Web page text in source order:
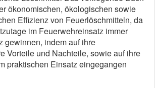
ökonomischen, ökologischen sowie
Effizienz von Feuerlöschmitteln, da
im Feuerwehreinsatz immer
gewinnen, indem auf ihre
Vorteile und Nachteile, sowie auf ihre
praktischen Einsatz eingegangen